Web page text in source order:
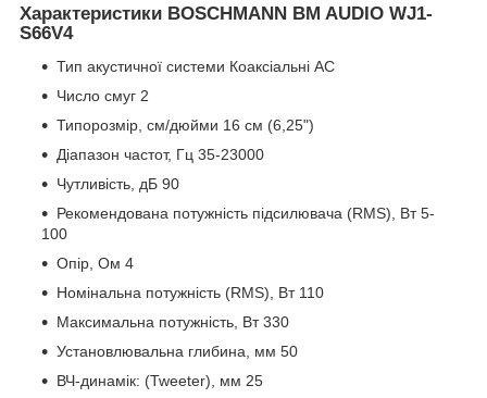
Характеристики BOSCHMANN BM AUDIO WJ1-
S66V4
Тип акустичної системи Коаксіальні АС
Число смуг 2
Типорозмір, см/дюйми 16 см (6,25")
Діапазон частот, Гц 35-23000
Чутливість, дБ 90
Рекомендована потужність підсилювача (RMS), Вт 5-
100
Опір, Ом 4
Номінальна потужність (RMS), Вт 110
Максимальна потужність, Вт 330
Установлювальна глибина, мм 50
ВЧ-динамік: (Tweeter), мм 25